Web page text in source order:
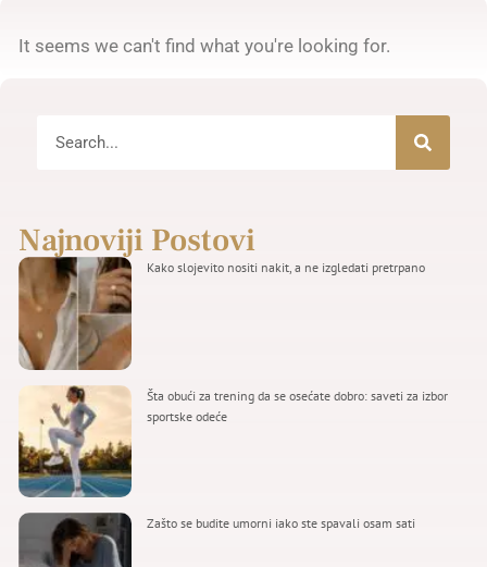
It seems we can't find what you're looking for.
Najnoviji Postovi
Kako slojevito nositi nakit, a ne izgledati pretrpano
Šta obući za trening da se osećate dobro: saveti za izbor
sportske odeće
Zašto se budite umorni iako ste spavali osam sati